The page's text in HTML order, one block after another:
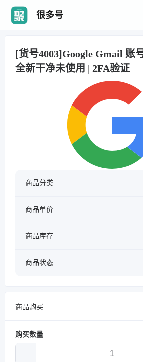
很多号
[货号4003]Google Gmail 账
全新干净未使用 | 2FA验证
商品分类
商品单价
商品库存
商品状态
商品购买
购买数量